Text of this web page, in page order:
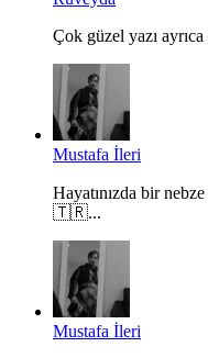
Çok güzel yazı
Mustafa İleri
Hayatınızda bir
🇹🇷...
Mustafa İleri